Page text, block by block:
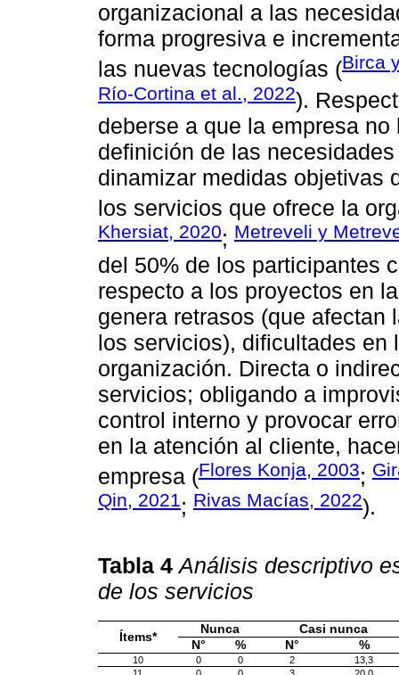
organizacional a las
forma progresiva e
las nuevas tecnologías (Birca
Río-Cortina et al., 2022).
deberse a que la empresa
definición de las
dinamizar medidas objetivas
los servicios que ofrece la
Khersiat, 2020; Metreveli y
del 50% de los participantes
respecto a los proyectos en
genera retrasos (que
los servicios), dificultades en
organización. Directa o
servicios; obligando a
control interno y provocar
en la atención al cliente,
empresa (Flores Konja, 2003;
Qin, 2021; Rivas Macías, 2022).
Tabla 4Análisis descriptivo
de los servicios
Ítems*
Nunca
Casi nunca
N°
% N° %
10 0 0 2
13,3